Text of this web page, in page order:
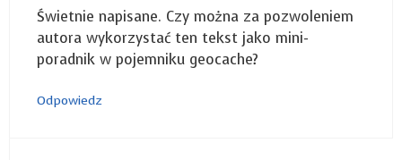
Świetnie napisane. Czy można za pozwoleniem
autora wykorzystać ten tekst jako mini-
poradnik w pojemniku geocache?
Odpowiedz